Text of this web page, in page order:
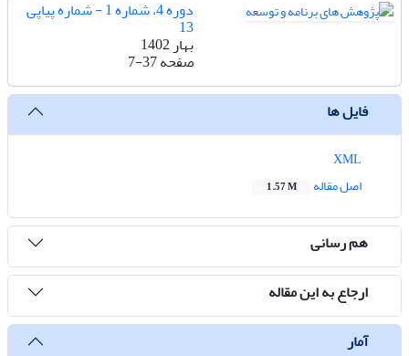
دوره 4، شماره 1 - شماره پیاپی
13
بهار 1402
صفحه7-37
فایل ها
اصل مقاله
1.57 M
هم رسانی
ارجاع به این مقاله
آمار